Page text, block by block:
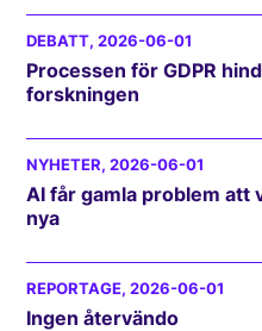
DEBATT, 2026-06-01
Processen för GDPR
forskningen
NYHETER, 2026-06-01
AI får gamla problem att
nya
REPORTAGE, 2026-06-01
Ingen återvändo